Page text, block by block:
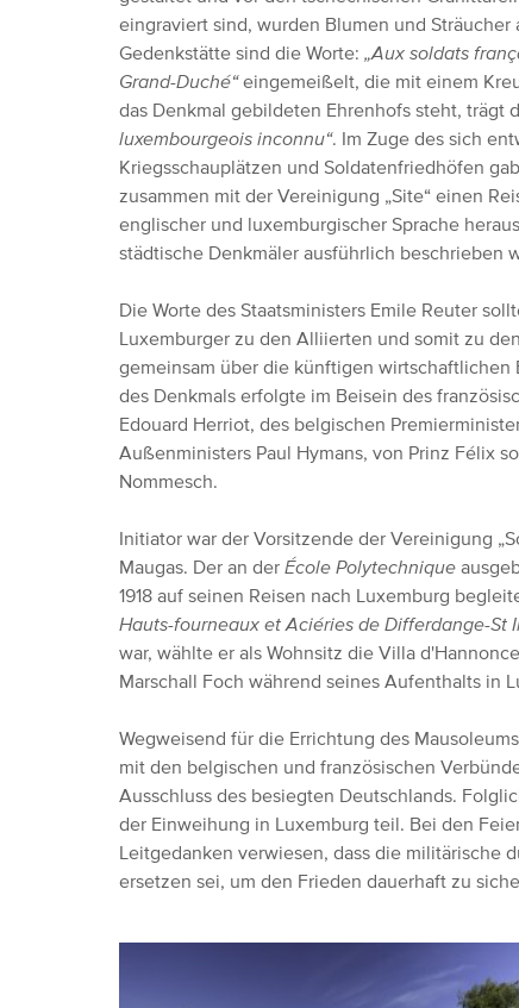
eingraviert sind, wurden Blumen und
Gedenkstätte sind die Worte:„Aux soldats
Grand-Duché“eingemeißelt, die mit einem
das Denkmal gebildeten Ehrenhofs steht, trägt
luxembourgeois inconnu“. Im Zuge des sich
Kriegsschauplätzen und Soldatenfriedhöfen
zusammen mit der Vereinigung „Site“ einen
englischer und luxemburgischer Sprache
städtische Denkmäler ausführlich beschrieben
Die Worte des Staatsministers Emile Reuter
Luxemburger zu den Alliierten und somit zu
gemeinsam über die künftigen
des Denkmals erfolgte im Beisein des
Edouard Herriot, des belgischen
Außenministers Paul Hymans, von Prinz Félix
Nommesch.
Initiator war der Vorsitzende der Vereinigung
Maugas. Der an derÉcole Polytechnique
1918 auf seinen Reisen nach Luxemburg
Hauts-fourneaux et Aciéries de Differdange-St
war, wählte er als Wohnsitz die Villa
Marschall Foch während seines Aufenthalts in
Wegweisend für die Errichtung des
mit den belgischen und französischen
Ausschluss des besiegten Deutschlands.
der Einweihung in Luxemburg teil. Bei den
Leitgedanken verwiesen, dass die militärische
ersetzen sei, um den Frieden dauerhaft zu